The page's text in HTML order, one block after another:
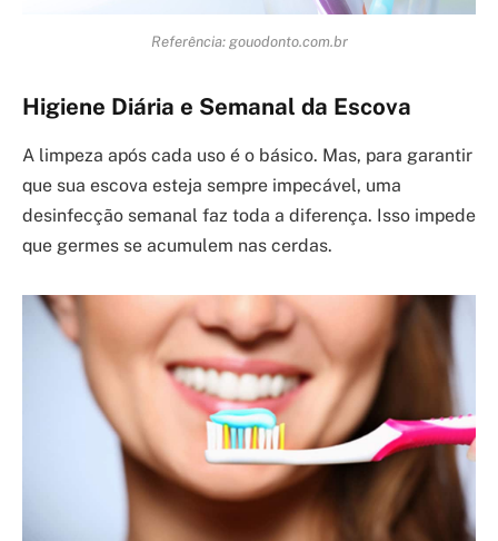
Referência: gouodonto.com.br
Higiene Diária e Semanal da Escova
A limpeza após cada uso é o básico. Mas, para garantir
que sua escova esteja sempre impecável, uma
desinfecção semanal faz toda a diferença. Isso impede
que germes se acumulem nas cerdas.